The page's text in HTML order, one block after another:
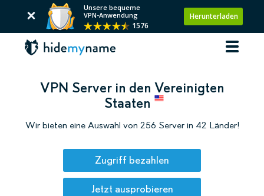
Unsere bequeme
VPN-Anwendung
1576
Herunterladen
VPN Server in den Vereinigten
Staaten
Wir bieten eine Auswahl von 256 Server in 42 Länder!
Zugriff bezahlen
Jetzt ausprobieren